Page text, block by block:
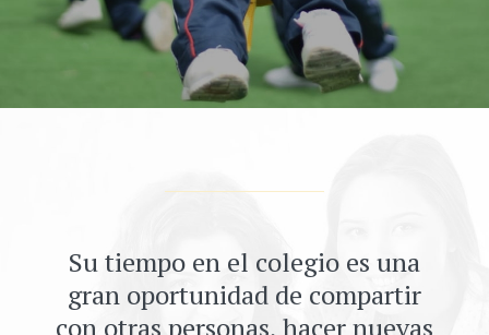
Su tiempo en el colegio es una
gran oportunidad de compartir
con otras personas, hacer nuevas